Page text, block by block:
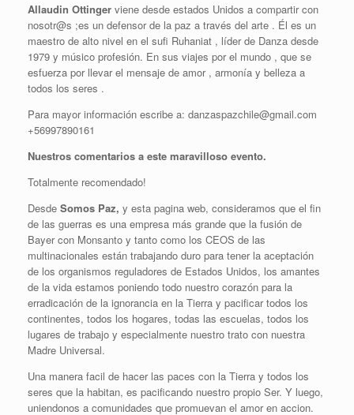
Allaudin Ottinger viene desde estados Unidos a compartir con
nosotr@s ;es un defensor de la paz a través del arte . Él es un
maestro de alto nivel en el sufi Ruhaniat , líder de Danza desde
1979 y músico profesión. En sus viajes por el mundo , que se
esfuerza por llevar el mensaje de amor , armonía y belleza a
todos los seres .
Para mayor información escribe a: danzaspazchile@gmail.com
+56997890161
Nuestros comentarios a este maravilloso evento.
Totalmente recomendado!
Desde Somos Paz, y esta pagina web, consideramos que el fin
de las guerras es una empresa más grande que la fusión de
Bayer con Monsanto y tanto como los CEOS de las
multinacionales están trabajando duro para tener la aceptación
de los organismos reguladores de Estados Unidos, los amantes
de la vida estamos poniendo todo nuestro corazón para la
erradicación de la ignorancia en la Tierra y pacificar todos los
continentes, todos los hogares, todas las escuelas, todos los
lugares de trabajo y especialmente nuestro trato con nuestra
Madre Universal.
Una manera facil de hacer las paces con la Tierra y todos los
seres que la habitan, es pacificando nuestro propio Ser. Y luego,
uniendonos a comunidades que promuevan el amor en accion.